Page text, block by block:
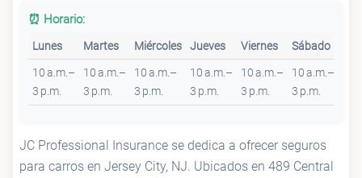
⏰ Horario:
Lunes Martes Miércoles Jueves Viernes Sábado
10 a.m.–
3 p.m.
10 a.m.–
3 p.m.
10 a.m.–
3 p.m.
10 a.m.–
3 p.m.
10 a.m.–
3 p.m.
10 a.m.–
3 p.m.
JC Professional Insurance se dedica a ofrecer seguros
para carros en Jersey City, NJ. Ubicados en 489 Central